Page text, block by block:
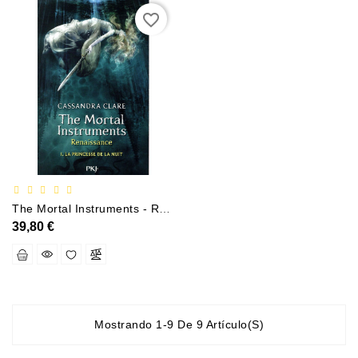
39,80 €
favorite_border
Mostrando 1-9 De 9 Artículo(s)